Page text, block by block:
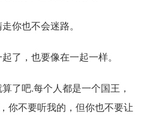
你也不会迷路。
了，也要像在一起一样。
了吧.每个人都是一个国王，
你不要听我的，但你也不要让